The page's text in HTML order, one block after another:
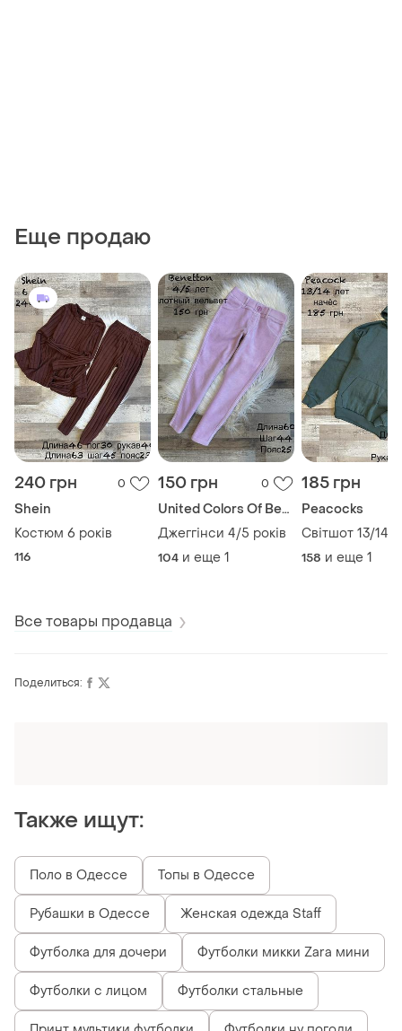
Еще продаю
240 грн 0
Shein
Костюм 6 років
116
150 грн 0
United Colors Of Benetton
Джеггінси 4/5 років
104 и еще 1
185 грн
Peacocks
Світшот 13/14
158 и еще 1
Все товары продавца
Поделиться:
Также ищут:
Поло в Одессе Топы в Одессе
Рубашки в Одессе Женская одежда Staff
Футболка для дочери Футболки микки Zara мини
Футболки с лицом Футболки стальные